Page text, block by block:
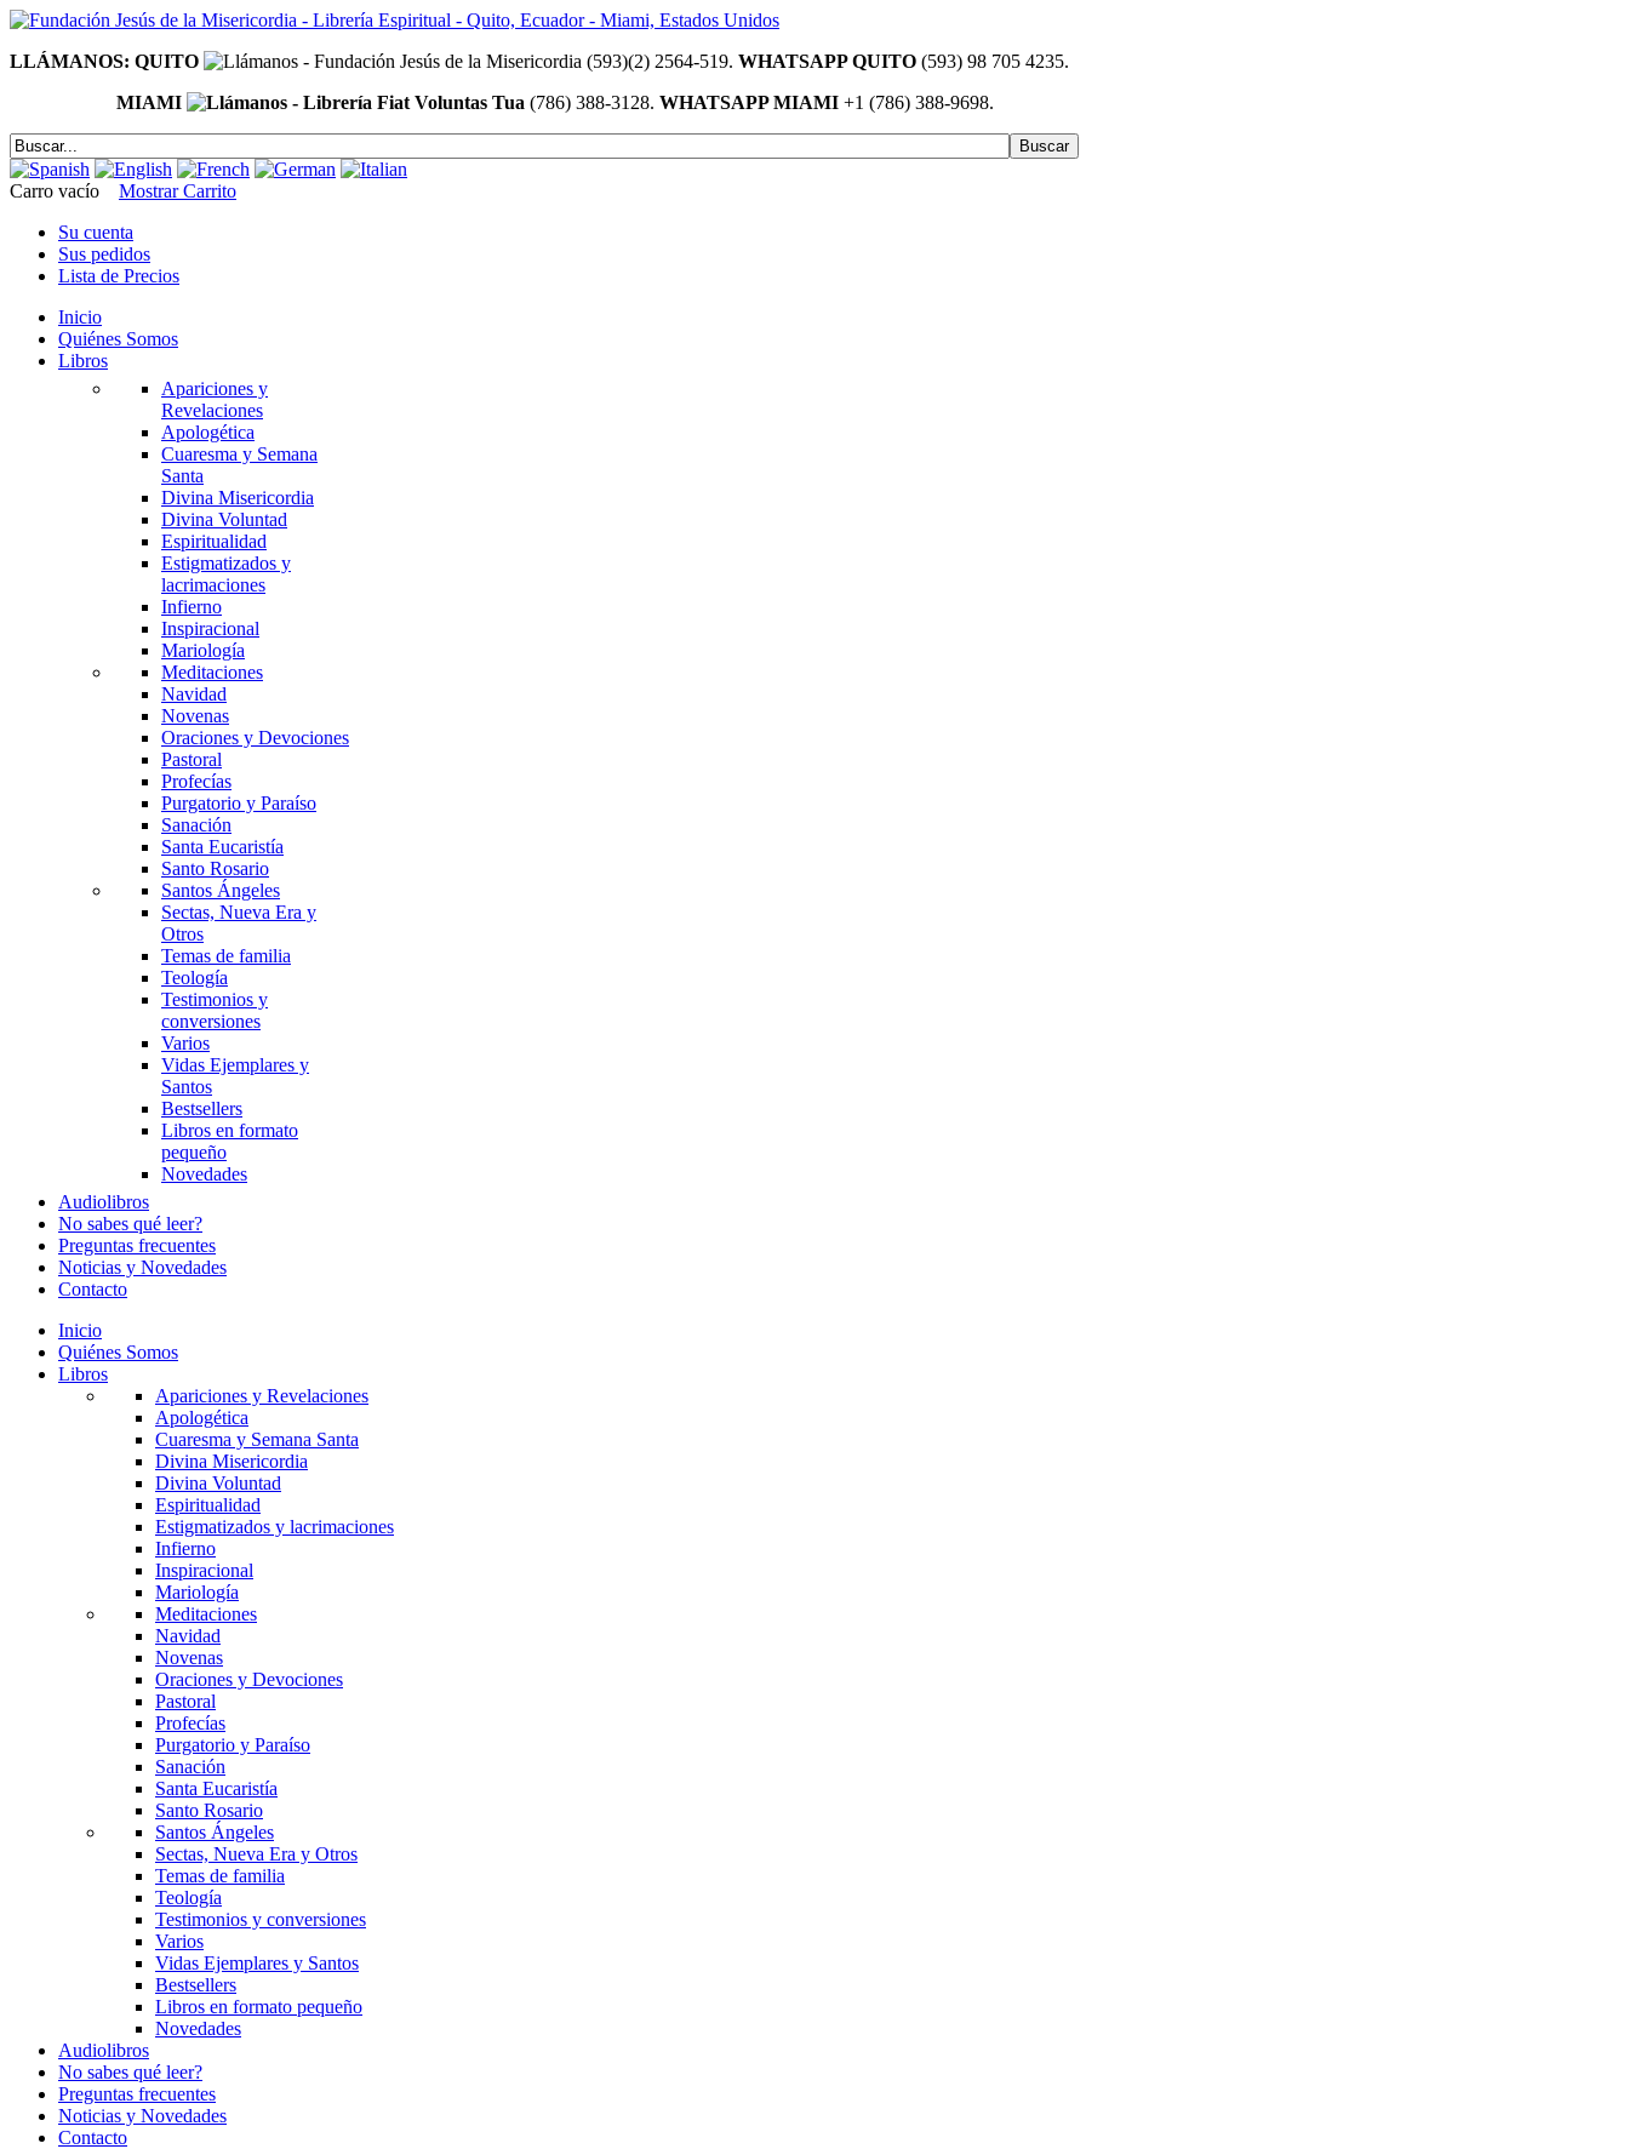
LLÁMANOS: QUITO (593)(2) 2564-519. WHATSAPP QUITO (593) 98 705 4235.
MIAMI
(786) 388-3128. WHATSAPP MIAMI +1 (786) 388-9698.
Carro vacío
Mostrar Carrito
Su cuenta
Sus pedidos
Lista de Precios
Inicio
Quiénes Somos
Libros
Apariciones y
Revelaciones
Apologética
Cuaresma y Semana
Santa
Divina Misericordia
Divina Voluntad
Espiritualidad
Estigmatizados y
lacrimaciones
Infierno
Inspiracional
Mariología
Meditaciones
Navidad
Novenas
Oraciones y Devociones
Pastoral
Profecías
Purgatorio y Paraíso
Sanación
Santa Eucaristía
Santo Rosario
Santos Ángeles
Sectas, Nueva Era y
Otros
Temas de familia
Teología
Testimonios y
conversiones
Varios
Vidas Ejemplares y
Santos
Bestsellers
Libros en formato
pequeño
Novedades
Audiolibros
No sabes qué leer?
Preguntas frecuentes
Noticias y Novedades
Contacto
Inicio
Quiénes Somos
Libros
Apariciones y Revelaciones
Apologética
Cuaresma y Semana Santa
Divina Misericordia
Divina Voluntad
Espiritualidad
Estigmatizados y lacrimaciones
Infierno
Inspiracional
Mariología
Meditaciones
Navidad
Novenas
Oraciones y Devociones
Pastoral
Profecías
Purgatorio y Paraíso
Sanación
Santa Eucaristía
Santo Rosario
Santos Ángeles
Sectas, Nueva Era y Otros
Temas de familia
Teología
Testimonios y conversiones
Varios
Vidas Ejemplares y Santos
Bestsellers
Libros en formato pequeño
Novedades
Audiolibros
No sabes qué leer?
Preguntas frecuentes
Noticias y Novedades
Contacto